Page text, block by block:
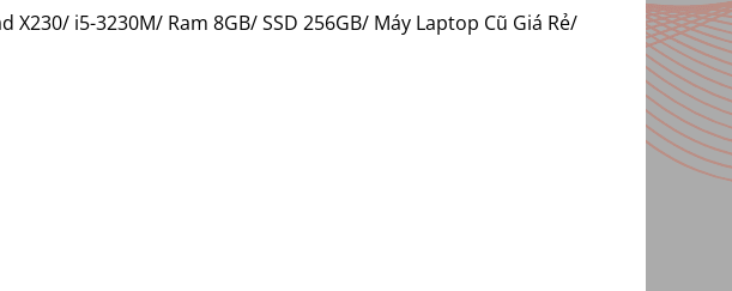
X230/ i5-3230M/ Ram 8GB/ SSD 256GB/ Máy Laptop Cũ Giá Rẻ/